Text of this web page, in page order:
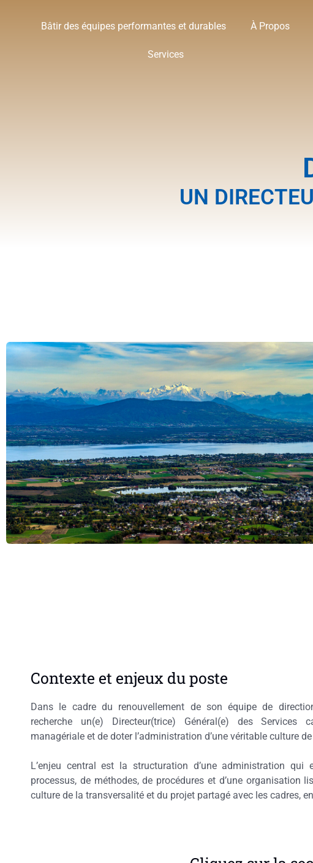
Bâtir des équipes performantes et durables À Propos
Services
UN
Contexte et enjeux du poste
Dans le cadre du renouvellement de son équipe de
recherche un(e) Directeur(trice) Général(e) des Services
managériale et de doter l’administration d’une véritable culture
L’enjeu central est la structuration d’une administration
processus, de méthodes, de procédures et d’une organisation
culture de la transversalité et du projet partagé avec les cadres,